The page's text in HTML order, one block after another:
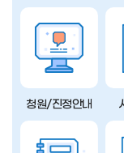
청원/진정안내